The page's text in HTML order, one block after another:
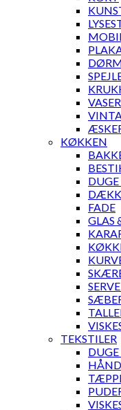
VASER
KØKKEN
DUGE
FADE
GLAS
TEKSTILER
DUGE